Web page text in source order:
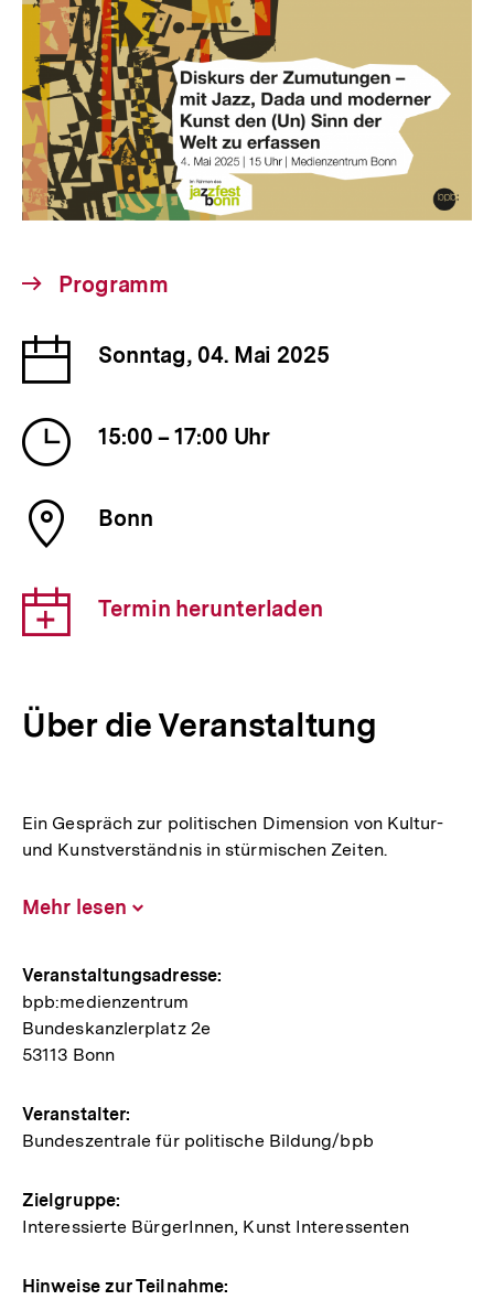
Interner
Programm
Datum
der
Veranstaltung
Sonntag, 04. Mai 2025
Uhrzeit
der
Veranstaltung
15:00 – 17:00 Uhr
Ort
der
Bonn
Download-
Link:
Termin herunterladen
Über die Veranstaltung
Ein Gespräch zur politischen Dimension von Kultur-
und Kunstverständnis in stürmischen Zeiten.
Mehr lesen
Hinweise
zur
Veranstaltung
Veranstaltungsadresse:
bpb:medienzentrum
Bundeskanzlerplatz 2e
53113 Bonn
Veranstalter:
Bundeszentrale für politische Bildung/bpb
Zielgruppe:
Interessierte BürgerInnen, Kunst Interessenten
Hinweise zur Teilnahme: